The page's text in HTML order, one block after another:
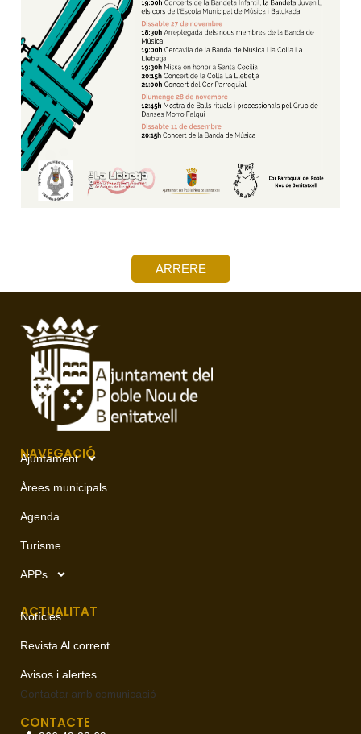
ARRERE
NAVEGACIÓ
Ajuntament
Àrees municipals
Agenda
Turisme
APPs
ACTUALITAT
Notícies
Revista Al corrent
Avisos i alertes
Contactar amb comunicació
CONTACTE